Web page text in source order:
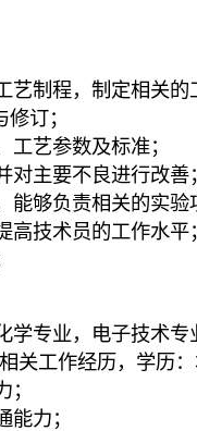
艺制程，制定相关的
订；
艺参数及标准；
对主要不良进行改善
能够负责相关的实验
高技术员的工作水平
学专业，电子技术专
关工作经历，学历
力；